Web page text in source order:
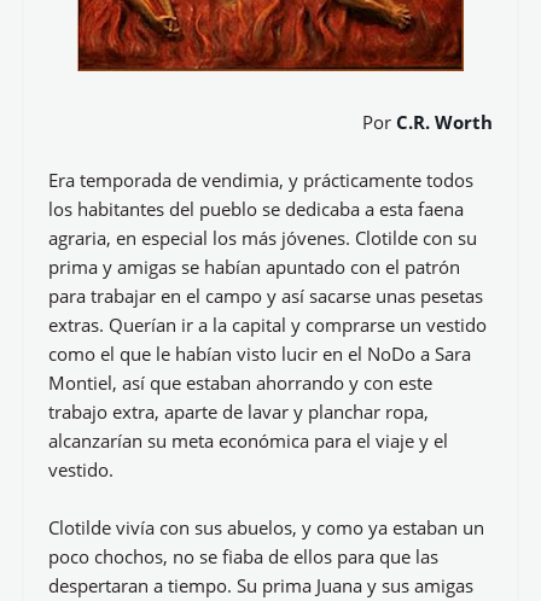
Por C.R. Worth
Era temporada de vendimia, y prácticamente todos
los habitantes del pueblo se dedicaba a esta faena
agraria, en especial los más jóvenes. Clotilde con su
prima y amigas se habían apuntado con el patrón
para trabajar en el campo y así sacarse unas pesetas
extras. Querían ir a la capital y comprarse un vestido
como el que le habían visto lucir en el NoDo a Sara
Montiel, así que estaban ahorrando y con este
trabajo extra, aparte de lavar y planchar ropa,
alcanzarían su meta económica para el viaje y el
vestido.
Clotilde vivía con sus abuelos, y como ya estaban un
poco chochos, no se fiaba de ellos para que las
despertaran a tiempo. Su prima Juana y sus amigas